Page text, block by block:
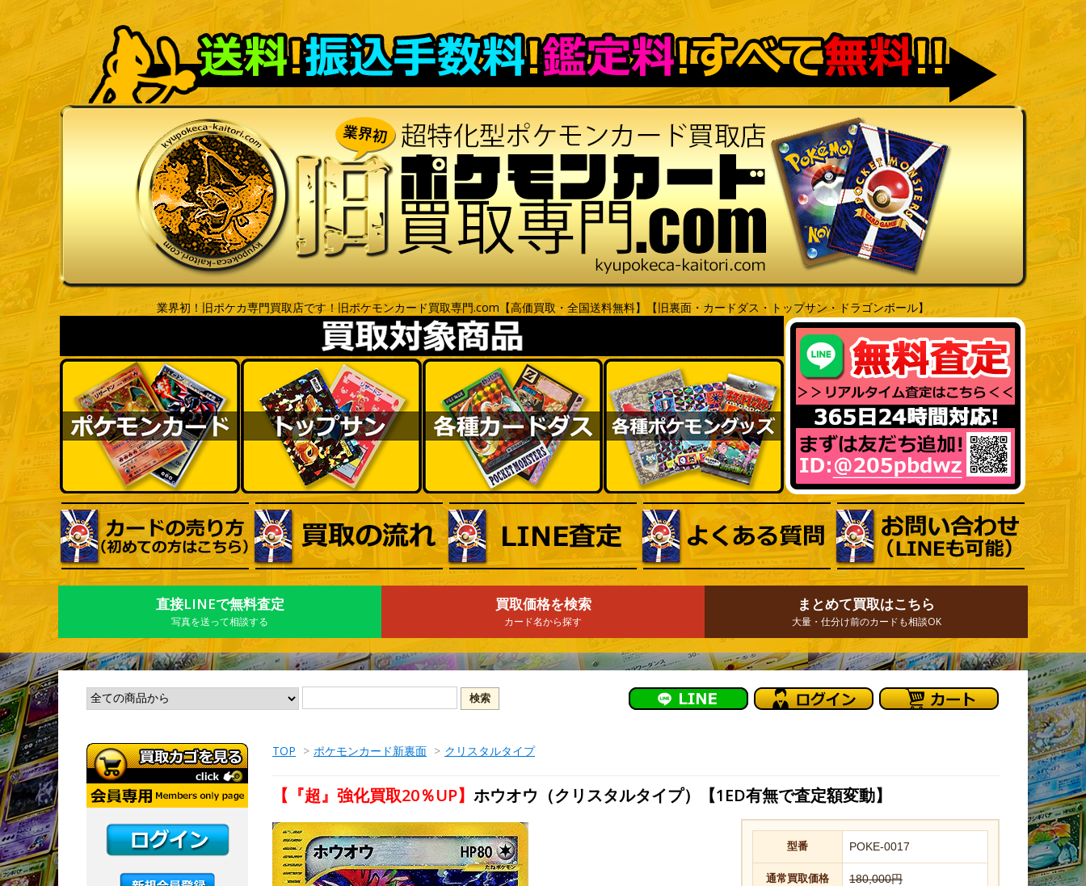
業界初！旧ポケカ専門買取店です！旧ポケモンカード買取専門.com【高価買取・全国送料無料】【旧裏面・カードダス・トップサン・ドラゴンボール】
直接LINEで無料査定
写真を送って相談する
買取価格を検索
カード名から探す
まとめて買取はこちら
大量・仕分け前のカードも相談OK
TOP > ポケモンカード新裏面 > クリスタルタイプ
【『超』強化買取20％UP】 ホウオウ（クリスタルタイプ）【1ED有無で査定額変動】
型番 POKE-0017
通常買取価格 180,000円